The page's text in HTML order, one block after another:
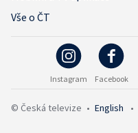
Vše o ČT
Instagram Facebook
© Česká televize • English •